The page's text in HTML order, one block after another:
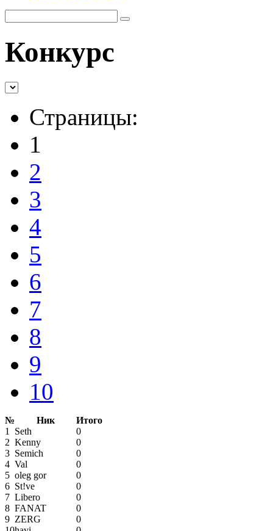
Конкурс
Страницы:
1
2
3
4
5
6
7
8
9
10
№ Ник
Итого
1
Seth
0
2 Kenny
0
3 Semich
0
4 Val
0
5 oleg gor
0
6 St!ve
0
7 Libero
0
8 FANAT
0
9 ZERG
0